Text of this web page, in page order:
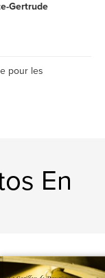
Gertrude
pour les
En